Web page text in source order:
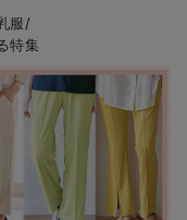
服/
特集